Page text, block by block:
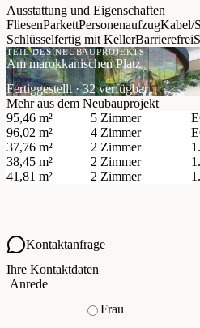
Ausstattung und Eigenschaften
FliesenParkettPersonenaufzugKabel/
Schlüsselfertig mit KellerBarrierefrei
TEIL DES NEUBAUPROJEKTS
Am marokkanischen Platz
Fertiggestellt · 32 verfügbar
Mehr aus dem Neubauprojekt
95,46 m²
5 Zimmer
96,02 m²
4 Zimmer
37,76 m²
2 Zimmer
38,45 m²
2 Zimmer
41,81 m²
2 Zimmer
Kontaktanfrage
Ihre Kontaktdaten
Anrede
Frau